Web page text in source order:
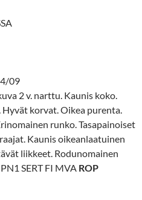
09
2 v. narttu. Kaunis koko.
korvat. Oikea purenta.
runko. Tasapainoiset
Kaunis oikeanlaatuinen
liikkeet. Rodunomainen
SERT FI MVA ROP